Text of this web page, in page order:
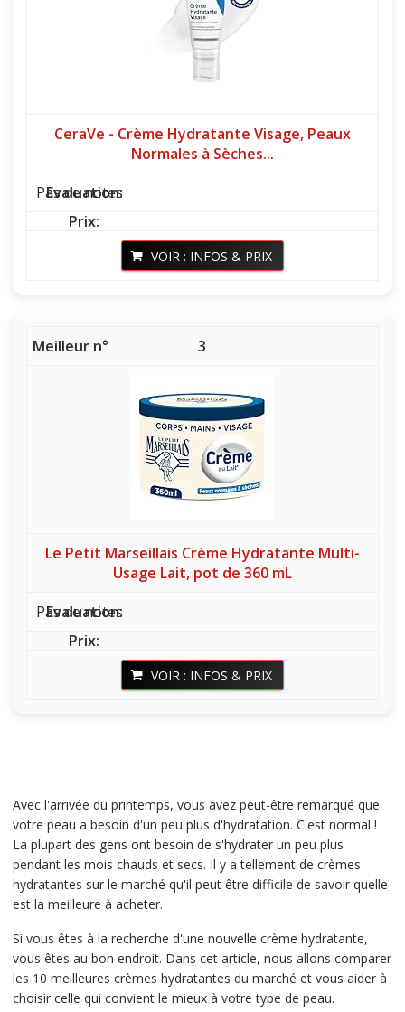
CeraVe - Crème Hydratante Visage, Peaux
Normales à Sèches...
Pas de notes
VOIR : INFOS & PRIX
3
Le Petit Marseillais Crème Hydratante Multi-
Usage Lait, pot de 360 mL
Pas de notes
VOIR : INFOS & PRIX
Avec l'arrivée du printemps, vous avez peut-être remarqué que
votre peau a besoin d'un peu plus d'hydratation. C'est normal !
La plupart des gens ont besoin de s'hydrater un peu plus
pendant les mois chauds et secs. Il y a tellement de crèmes
hydratantes sur le marché qu'il peut être difficile de savoir quelle
est la meilleure à acheter.
Si vous êtes à la recherche d'une nouvelle crème hydratante,
vous êtes au bon endroit. Dans cet article, nous allons comparer
les 10 meilleures crèmes hydratantes du marché et vous aider à
choisir celle qui convient le mieux à votre type de peau.